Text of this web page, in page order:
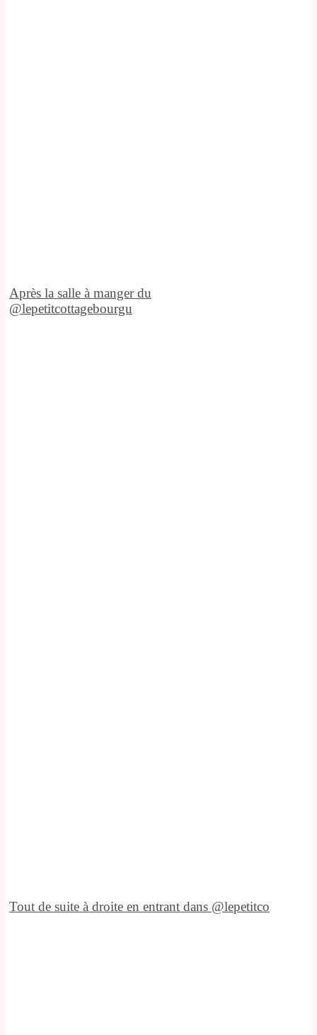
Après la salle à manger du
@lepetitcottagebourgu
Tout de suite à droite en entrant dans @lepetitco